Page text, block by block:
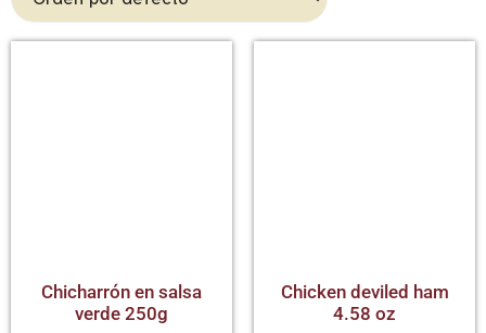
Chicharrón en salsa
verde 250g
Chicken deviled ham
4.58 oz